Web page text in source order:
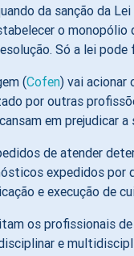
da sanção da
o
Só a lei pode
(Cofen) vai acionar
por outras
em prejudicar
de atender
expedidos por
e execução de
os profissionais
e